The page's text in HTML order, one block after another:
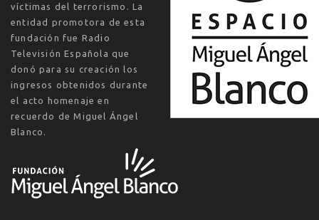
víctimas del terrorismo. La
entidad promotora de esta
fundación fue Radio
Televisión Española que
donó para su creación los
ingresos obtenidos durante
el acto homenaje en
recuerdo de Miguel Ángel
Blanco.